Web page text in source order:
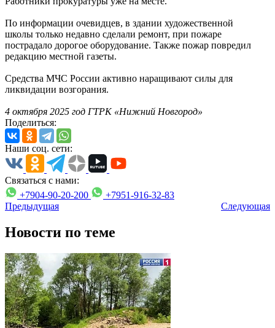
По информации очевидцев, в здании художественной
школы только недавно сделали ремонт, при пожаре
пострадало дорогое оборудование. Также пожар повредил
редакцию местной газеты.
Средства МЧС России активно наращивают силы для
ликвидации возгорания.
4 октября 2025 год ГТРК «Нижний Новгород»
Поделиться:
Наши соц. сети:
Связаться с нами:
+7904-90-20-200
+7951-916-32-83
Предыдущая
Следующая
Новости по теме